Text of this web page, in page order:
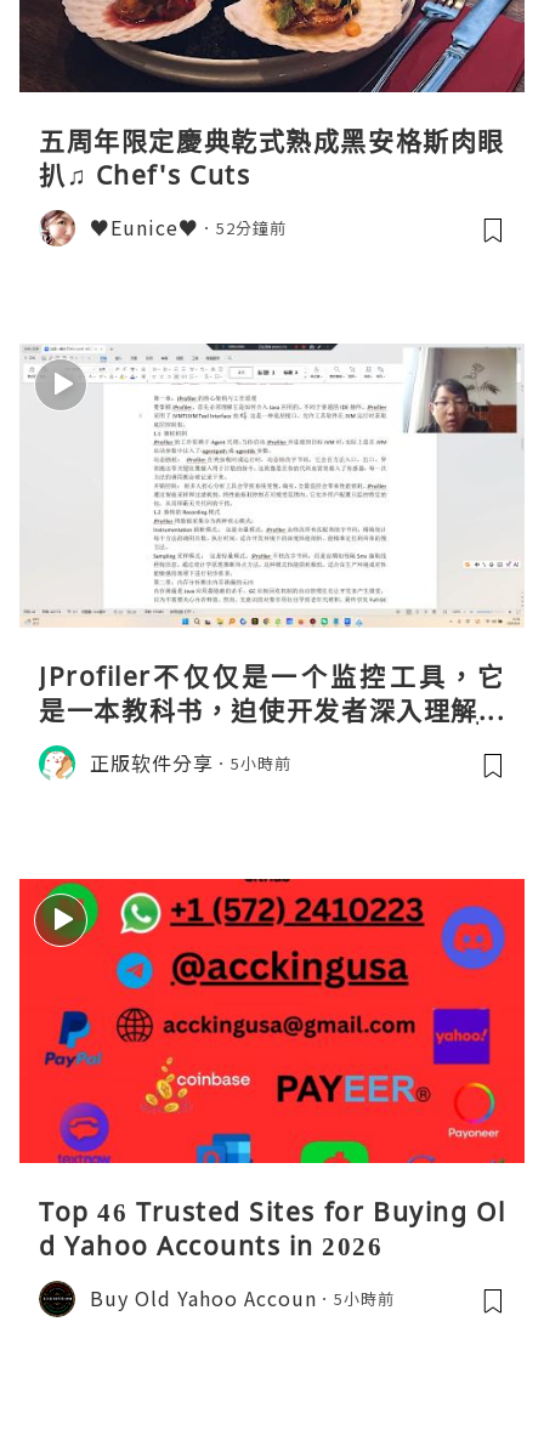
五周年限定慶典乾式熟成黑安格斯肉眼
扒♫ Chef's Cuts
♥Eunice♥ 52分鐘前
JProfiler不仅仅是一个监控工具，它
是一本教科书，迫使开发者深入理解JV
M的内存模型、垃圾回收机制和并发原
理。通过直观的可视化数据，它将抽象
正版软件分享 5小時前
Top 46 Trusted Sites for Buying Ol
d Yahoo Accounts in 2026
Buy Old Yahoo Accoun 5小時前